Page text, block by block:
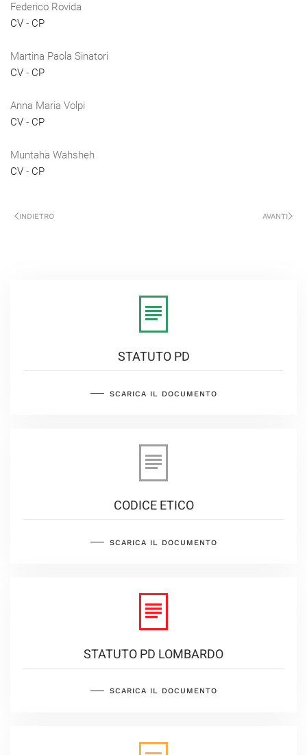
Federico Rovida
CV - CP
Martina Paola Sinatori
CV - CP
Anna Maria Volpi
CV - CP
Muntaha Wahsheh
CV - CP
INDIETRO AVANTI
STATUTO PD
SCARICA IL DOCUMENTO
CODICE ETICO
SCARICA IL DOCUMENTO
STATUTO PD LOMBARDO
SCARICA IL DOCUMENTO